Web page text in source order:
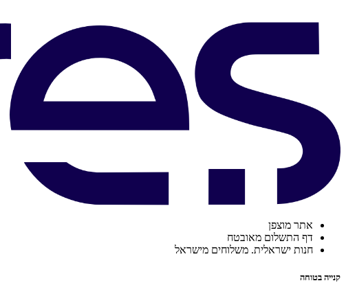
אתר מוצפן
דף התשלום מאובטח
חנות ישראלית. משלוחים מישראל
קנייה בטוחה